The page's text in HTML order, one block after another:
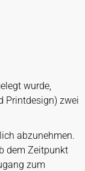
wurde,
Printdesign) zwei
abzunehmen.
dem Zeitpunkt
zum